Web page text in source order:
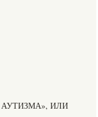
АУТИЗМА», ИЛИ